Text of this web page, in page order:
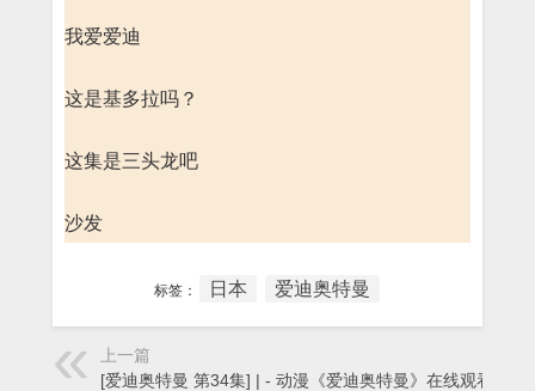
我爱爱迪
这是基多拉吗？
这集是三头龙吧
沙发
标签： 日本 爱迪奥特曼
上一篇
[爱迪奥特曼 第34集] | - 动漫《爱迪奥特曼》在线观看